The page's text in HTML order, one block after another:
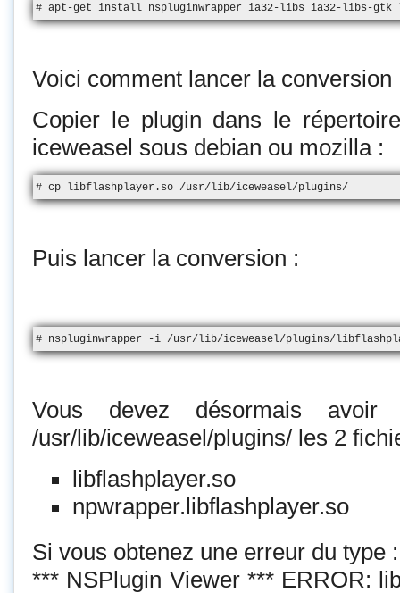
# apt-get install nspluginwrapper ia32-libs ia32-libs-gtk
Voici comment lancer la conversion
Copier le plugin dans le
iceweasel sous debian ou mozilla :
# cp libflashplayer.so /usr/lib/iceweasel/plugins/
Puis lancer la conversion :
# nspluginwrapper -i /usr/lib/iceweasel/plugins/
Vous devez désormais avoir
/usr/lib/iceweasel/plugins/ les 2
libflashplayer.so
npwrapper.libflashplayer.so
Si vous obtenez une erreur du type :
*** NSPlugin Viewer *** ERROR: